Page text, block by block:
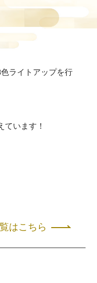
ライトアップを行
ています！
はこちら